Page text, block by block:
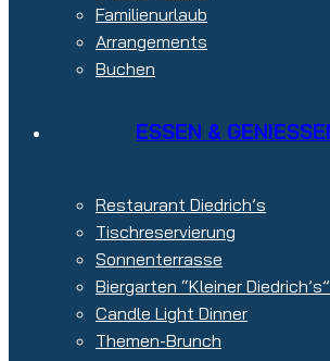
Familienurlaub
Arrangements
Buchen
ESSEN & GENIESSEN
Restaurant Diedrich’s
Tischreservierung
Sonnenterrasse
Biergarten “Kleiner Diedrich’s”
Candle Light Dinner
Themen-Brunch